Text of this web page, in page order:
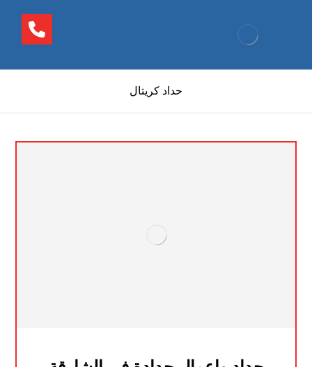
حداد كريتال